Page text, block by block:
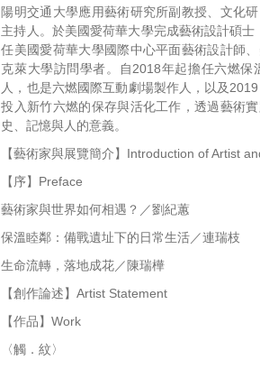
陽明交通大學應用藝術研究所副教授、文化研
主持人。 於美國愛荷華大學完成藝術設計碩士
任美國愛荷華大學國際中心平面藝術設計師、
克萊大學訪問學者。
自2018年起擔任六燃保
人，也是六燃國際互動劇場製作人，以及2019
投入新竹六燃的保存與活化工作，透過藝術
史、記憶與人的意義。
【藝術家與展覽簡介】Introduction of Artist
【序】Preface
藝術家與世界如何相遇？／劉紀蕙
保溫睦鄰：備戰遺址下的日常生活／連瑞枝
生命流轉，落地成花／陳瑞樺
【創作論述】Artist Statement
【作品】Work
〈觸．紋〉